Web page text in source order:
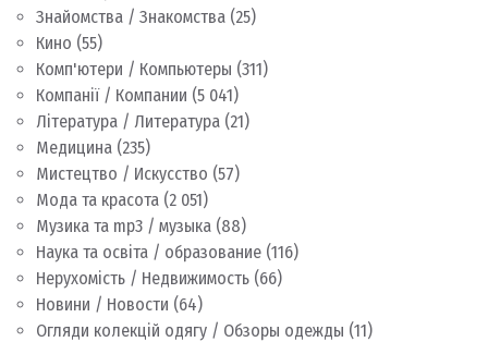
Знайомства / Знакомства (25)
Кино (55)
Комп'ютери / Компьютеры (311)
Компанії / Компании (5 041)
Література / Литература (21)
Медицина (235)
Мистецтво / Искусство (57)
Мода та красота (2 051)
Музика та mp3 / музыка (88)
Наука та освіта / образование (116)
Нерухомість / Недвижимость (66)
Новини / Новости (64)
Огляди колекцій одягу / Обзоры одежды (11)